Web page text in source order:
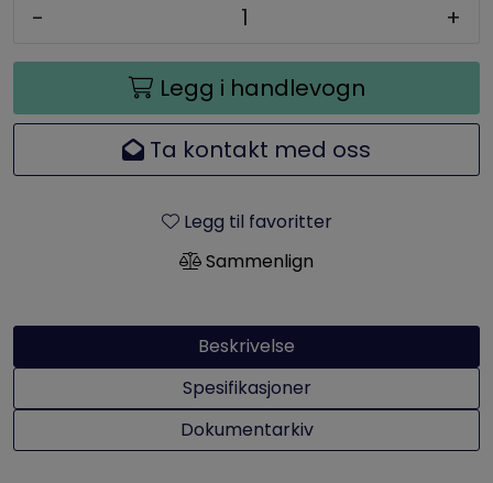
- +
Legg i handlevogn
Ta kontakt med oss
Legg til favoritter
Sammenlign
Beskrivelse
Spesifikasjoner
Dokumentarkiv